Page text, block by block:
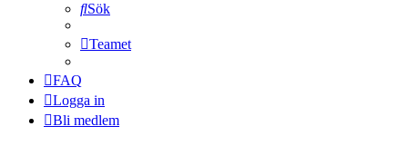
Sök
Teamet
FAQ
Logga in
Bli medlem